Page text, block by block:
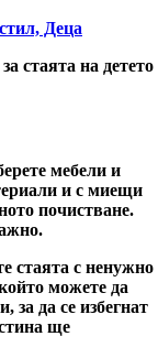
стаята на детето
мебели и
и с миещи
почистване.
стаята с ненужно
можете да
за да се избегнат
ще